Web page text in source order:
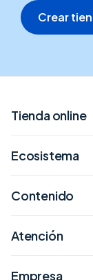
Crear
Tienda online
Ecosistema
Contenido
Atención
Empresa